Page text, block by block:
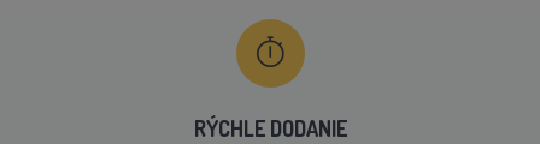
RÝCHLE DODANIE